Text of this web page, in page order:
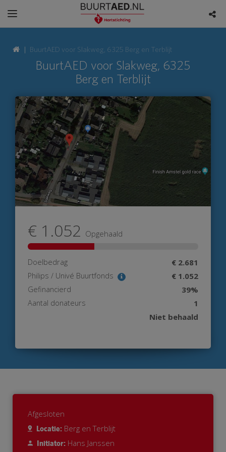
BuurtAED voor Slakweg, 6325 Berg en Terblijt
BuurtAED voor Slakweg, 6325
Berg en Terblijt
€ 1.052 Opgehaald
Doelbedrag € 2.681
Philips / Univé Buurtfonds € 1.052
Gefinancierd 39%
Aantal donateurs
1
Niet behaald
Afgesloten
Locatie: Berg en Terblijt
Initiator: Hans Janssen